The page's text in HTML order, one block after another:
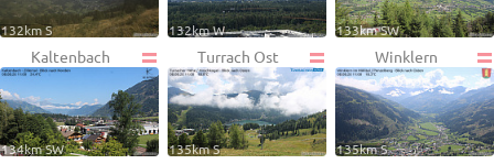
132km S 132km W 133km SW
Kaltenbach
134km SW
Turrach Ost
135km S
Winklern
135km S